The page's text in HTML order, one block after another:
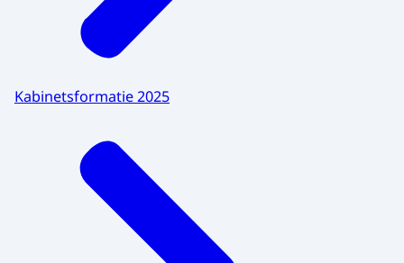
Kabinetsformatie 2025